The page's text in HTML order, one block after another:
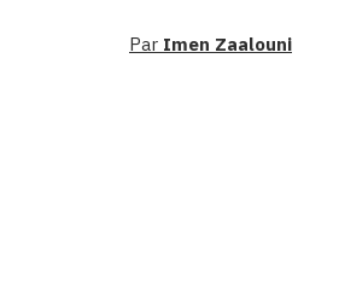
Par Imen Zaalouni